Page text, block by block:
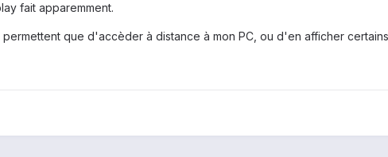
fait apparemment.
que d'accèder à distance à mon PC, ou d'en afficher